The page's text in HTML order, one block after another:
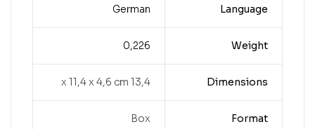
Language
German
Weight
0,226
Dimensions
13,4 x 11,4 x 4,6 cm
Format
Box